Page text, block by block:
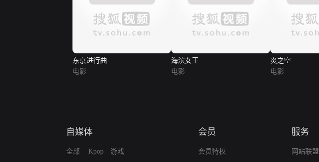
东京进行曲
电影
海滨女王
电影
炎之空
电影
自媒体
全部 Kpop 游戏
会员
会员特权
服务
网站联盟